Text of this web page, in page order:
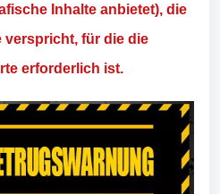
Inhalte anbietet), die
verspricht, für die die
erforderlich ist.